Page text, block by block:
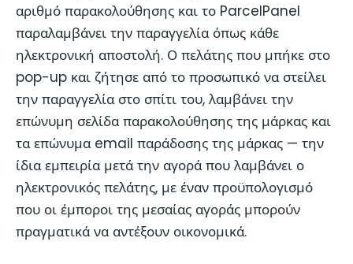
αριθμό παρακολούθησης και το ParcelPanel
παραλαμβάνει την παραγγελία όπως κάθε
ηλεκτρονική αποστολή. Ο πελάτης που μπήκε στο
pop-up και ζήτησε από το προσωπικό να στείλει
την παραγγελία στο σπίτι του, λαμβάνει την
επώνυμη σελίδα παρακολούθησης της μάρκας και
τα επώνυμα email παράδοσης της μάρκας — την
ίδια εμπειρία μετά την αγορά που λαμβάνει ο
ηλεκτρονικός πελάτης, με έναν προϋπολογισμό
που οι έμποροι της μεσαίας αγοράς μπορούν
πραγματικά να αντέξουν οικονομικά.